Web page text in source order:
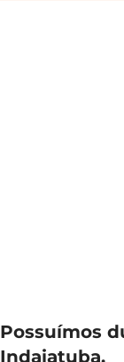
Possuímos
Indaiatuba.